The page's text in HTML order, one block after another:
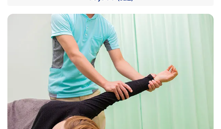
ら、正しい姿勢へ矯正し整え、負担の少ない身体づくりを目指し